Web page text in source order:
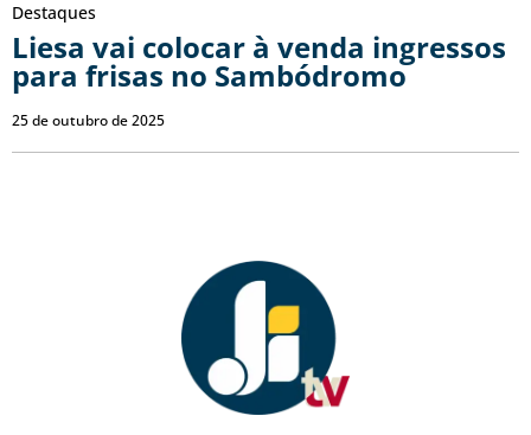
Destaques
Liesa vai colocar à venda ingressos
para frisas no Sambódromo
25 de outubro de 2025